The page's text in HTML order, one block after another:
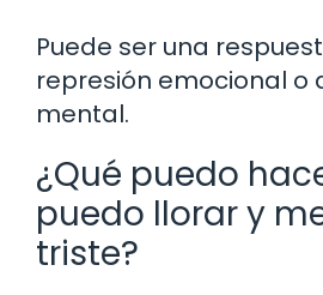
Puede ser una
represión emocional o
mental.
¿Qué puedo
puedo llorar y
triste?